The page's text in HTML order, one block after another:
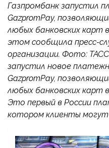
Газпромбанк запустил
GazpromPay,
любых банковских карт
этом сообщила пресс-
организации. Фото:
запустил новое
GazpromPay,
любых банковских карт
Это первый в России
котором клиенты могут